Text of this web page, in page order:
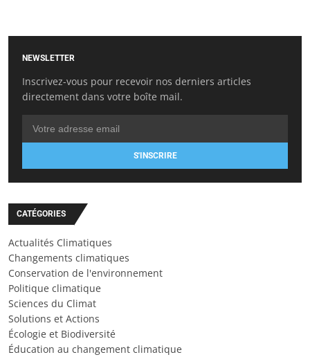
NEWSLETTER
Inscrivez-vous pour recevoir nos derniers articles
directement dans votre boîte mail.
S'INSCRIRE
CATÉGORIES
Actualités Climatiques
Changements climatiques
Conservation de l'environnement
Politique climatique
Sciences du Climat
Solutions et Actions
Écologie et Biodiversité
Éducation au changement climatique